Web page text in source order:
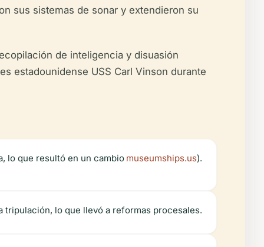
sus sistemas de sonar y extendieron su
de inteligencia y disuasión
estadounidense USS Carl Vinson durante
lo que resultó en un cambio museumships.us).
tripulación, lo que llevó a reformas procesales.